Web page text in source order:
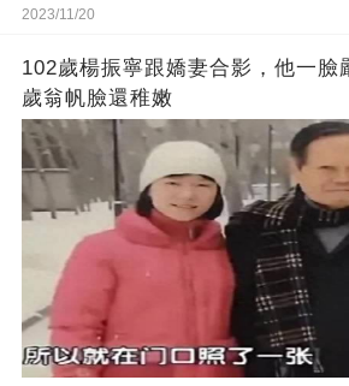
2023/11/20
102歲楊振寧跟嬌妻合影，他一臉
歲翁帆臉還稚嫩